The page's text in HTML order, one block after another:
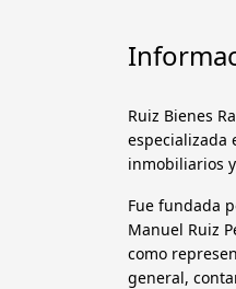
Ruiz Bienes
especializada
inmobiliarios
Fue fundada
Manuel Ruiz
como
general,